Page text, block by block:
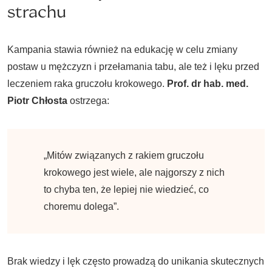
strachu
Kampania stawia również na edukację w celu zmiany
postaw u mężczyzn i przełamania tabu, ale też i lęku przed
leczeniem raka gruczołu krokowego. Prof. dr hab. med.
Piotr Chłosta ostrzega:
„Mitów związanych z rakiem gruczołu
krokowego jest wiele, ale najgorszy z nich
to chyba ten, że lepiej nie wiedzieć, co
choremu dolega”.
Brak wiedzy i lęk często prowadzą do unikania skutecznych